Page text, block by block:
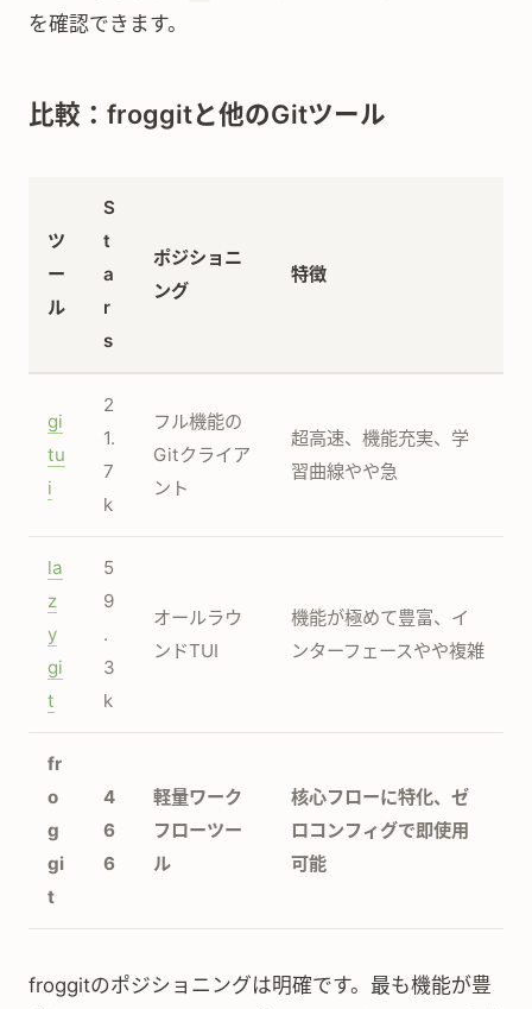
を確認できます。
比較：froggitと他のGitツール
ツ
ー
ル
S
t
a
r
s
ポジショニ
ング
特徴
gi
tu
i
2
1.
7
k
フル機能の
Gitクライア
ント
超高速、機能充実、学
習曲線やや急
la
z
y
gi
t
5
9
.
3
k
オールラウ
ンドTUI
機能が極めて豊富、イ
ンターフェースやや複雑
fr
o
g
gi
t
4
6
6
軽量ワーク
フローツー
ル
核心フローに特化、ゼ
ロコンフィグで即使用
可能
froggitのポジショニングは明確です。最も機能が豊